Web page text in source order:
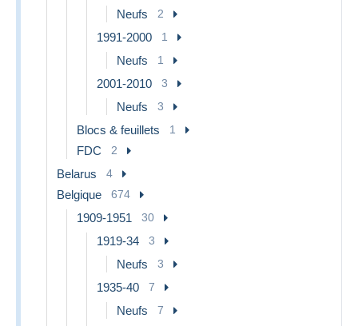
Neufs 2
1991-2000 1
Neufs 1
2001-2010 3
Neufs 3
Blocs & feuillets 1
FDC 2
Belarus 4
Belgique 674
1909-1951 30
1919-34 3
Neufs 3
1935-40 7
Neufs 7